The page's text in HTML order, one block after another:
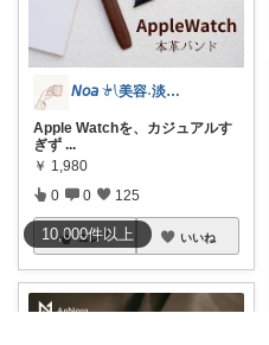
10,000件以上
𝘕𝘰𝘢 𓍯美容˖淡色˖グレージュ
Apple Watchを、カジュアルす
ぎず ...
￥ 1,980
0 0 125
コレ いいね